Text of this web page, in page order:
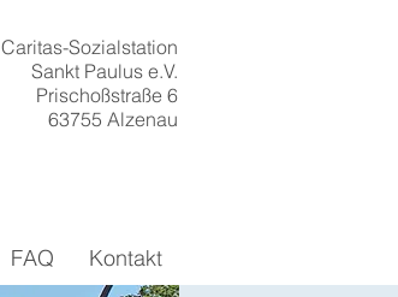
Caritas-Sozialstation
Sankt Paulus e.V.
Prischoßstraße 6
63755 Alzenau
FAQ Kontakt